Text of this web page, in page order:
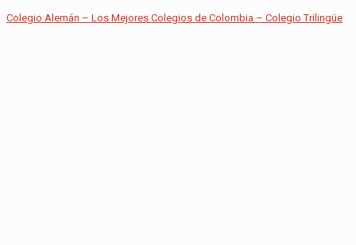
Colegio Alemán – Los Mejores Colegios de Colombia – Colegio Trilingüe